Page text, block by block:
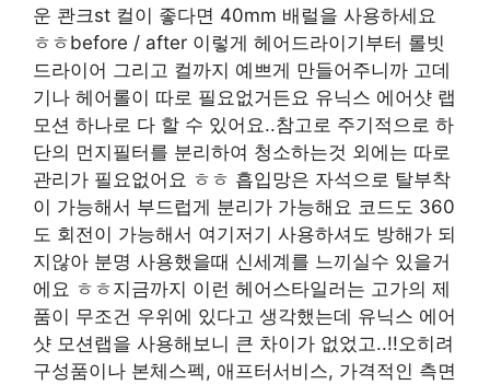
운 콴크st 컬이 좋다면 40mm 배럴을 사용하세요
ㅎㅎbefore / after 이렇게 헤어드라이기부터 롤빗
드라이어 그리고 컬까지 예쁘게 만들어주니까 고데
기나 헤어롤이 따로 필요없거든요 유닉스 에어샷 랩
모션 하나로 다 할 수 있어요..참고로 주기적으로 하
단의 먼지필터를 분리하여 청소하는것 외에는 따로
관리가 필요없어요 ㅎㅎ 흡입망은 자석으로 탈부착
이 가능해서 부드럽게 분리가 가능해요 코드도 360
도 회전이 가능해서 여기저기 사용하셔도 방해가 되
지않아 분명 사용했을때 신세계를 느끼실수 있을거
에요 ㅎㅎ지금까지 이런 헤어스타일러는 고가의 제
품이 무조건 우위에 있다고 생각했는데 유닉스 에어
샷 모션랩을 사용해보니 큰 차이가 없었고..!!오히려
구성품이나 본체스펙, 애프터서비스, 가격적인 측면